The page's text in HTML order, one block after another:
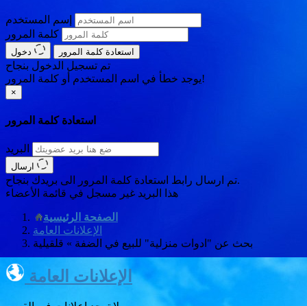
إسم المستخدم
كلمة المرور
استعادة كلمة المرور
تم تسجيل الدخول بنجاح
يوجد خطأ في اسم المستخدم أو كلمة المرور!
×
استعادة كلمة المرور
البريد
تم ارسال رابط استعادة كلمة المرور الى بريدك بنجاح.
هذا البريد غير مسجل في قائمة الأعضاء
الصفحة الرئيسية
الإعلانات العامة
بحث عن "ادوات منزلية" للبيع في الضفة » قلقيلية
الإعلانات العامة